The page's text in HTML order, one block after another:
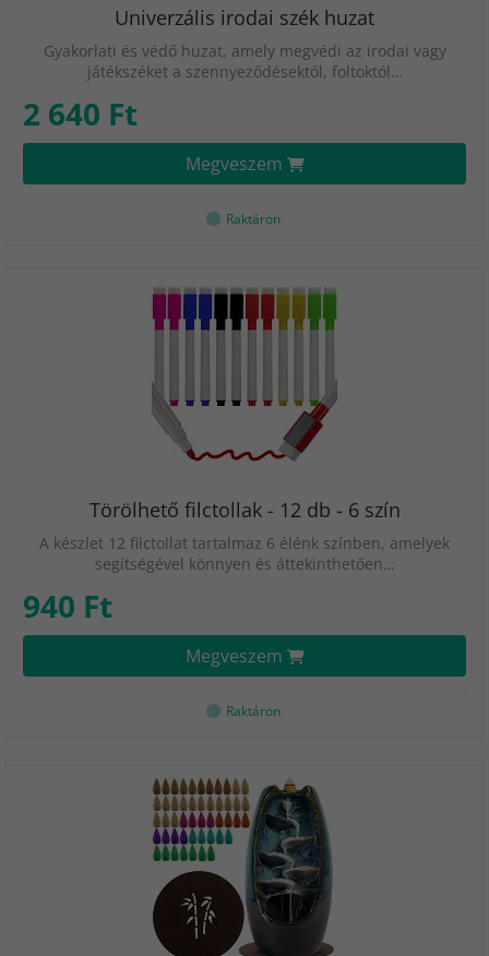
Univerzális irodai szék huzat
Gyakorlati és védő huzat, amely megvédi az irodai vagy
játékszéket a szennyeződésektől, foltoktól…
2 640 Ft
Megveszem
Raktáron
Törölhető filctollak - 12 db - 6 szín
A készlet 12 filctollat tartalmaz 6 élénk színben, amelyek
segítségével könnyen és áttekinthetően…
940 Ft
Megveszem
Raktáron